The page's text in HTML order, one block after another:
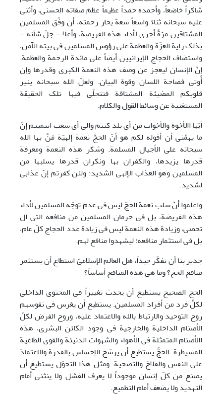
شاکراً خاضعاً، وأحمده حمداً عظیماً عظمَ صفاته الحسنی، وأثنی
علیه سبحانه ثناءً واسعاً سعةَ بحار رحمته، أن وفّق المسلمین
المشتاقین مرّةً أخری لأداء هذه الفریضة، وأعلا - جلّ شأنه -
بذلک رایةَ العزّة والعظمة علی رؤوس المسلمین فی بیته الآمن،
واستضاف الحجاج الإیرانیین أیضاً علی مائدة الرحمة والعظمة.
إنّ الإنسان لیعجز عن وصف هذه النعمة الکبری وقدرها وإن
أُوتی فصاحة اللسان وقوة البیان. ولعلّ الله سبحانه ینیر
قلوبکم المضیئة المشتاقة فتتجلّی فیها تلک الحقیقة
المستغنیة عن وسائط القول والکلام.
أیّها االأخوة والأخوات من أی بلد کنتم والی أی شعب انتمیتم إنّ
ما یهمّنی أن أقوله لکم هو أنّ الحجَّ نعمة إلهیّة مَنَّ بها الله
سبحانه علی الأجیال المسلمة. وشکر هذه النعمة ومعرفة
قدرها یزیدها، والکفران بها ونکران قدرها یسلبها من
المسلمین وهو العذاب الإلهی الشدید: ولئن کفرتم إنّ عذابی
لشدید.
واعلموا أنّ سلب نعمة الحجّ لیس فی عدم توجّه المسلمین لأداء
هذه الفریضة، بل فی حرمان المسلمین من منافعه التی ال
تحصی، وزیادة هذه النعمة لیس فی زیادة عدد الحجاج کلّ عام،
بل فی استثمار منافعه: لیشهدوا منافع لهم.
جدیر بنا أن نفکّر جیداً، هل العالم الإسلامیّ استطاع أن یستثمر
منافع الحج؟ وما هی هذه المنافع أساساً؟
الحج الصحیح یستطیع أن یحدث تغییراً فی المحتوی الداخلی
لکلِّ فرد من أفراد المسلمین. یستطیع أن یغرس فی نفوسهم
روح التوحید والارتباط بالله والاعتماد علیه، وروح الفرض لکلّ
الأصنام الداخلیة والخارجیة فی وجود الکائن البشری، هذه
االأصنام المتمثلة فی الأهواء والشهوات الدنیئة والقوی الطاغیة
المسیطرة. الحجُّ یستطیع أن یرسّخ الإحساس بالقدرة والاعتمادَ
علی النفس والفلاحَ والتضحیة. ومثل هذا التحوّل یستطیع أن
یصنع من کلّ إنسان موجوداً لا یعرف الفشل ولا ینثنی أمام
التهدید ولا یضعف أمام التطمیع.